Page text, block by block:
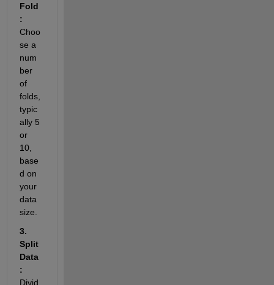
Fold
Choo
se a
num
ber
of
folds,
typic
ally 5
or
10,
base
d on
your
data
size.
3.
Split
Data
Divid